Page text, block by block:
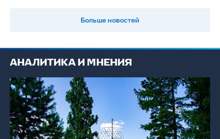
Больше новостей
АНАЛИТИКА И МНЕНИЯ